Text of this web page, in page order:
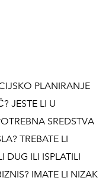
PLANIRANJE
JESTE LI U
SREDSTVA
TREBATE LI
DUG ILI ISPLATILI
IMATE LI NIZAK